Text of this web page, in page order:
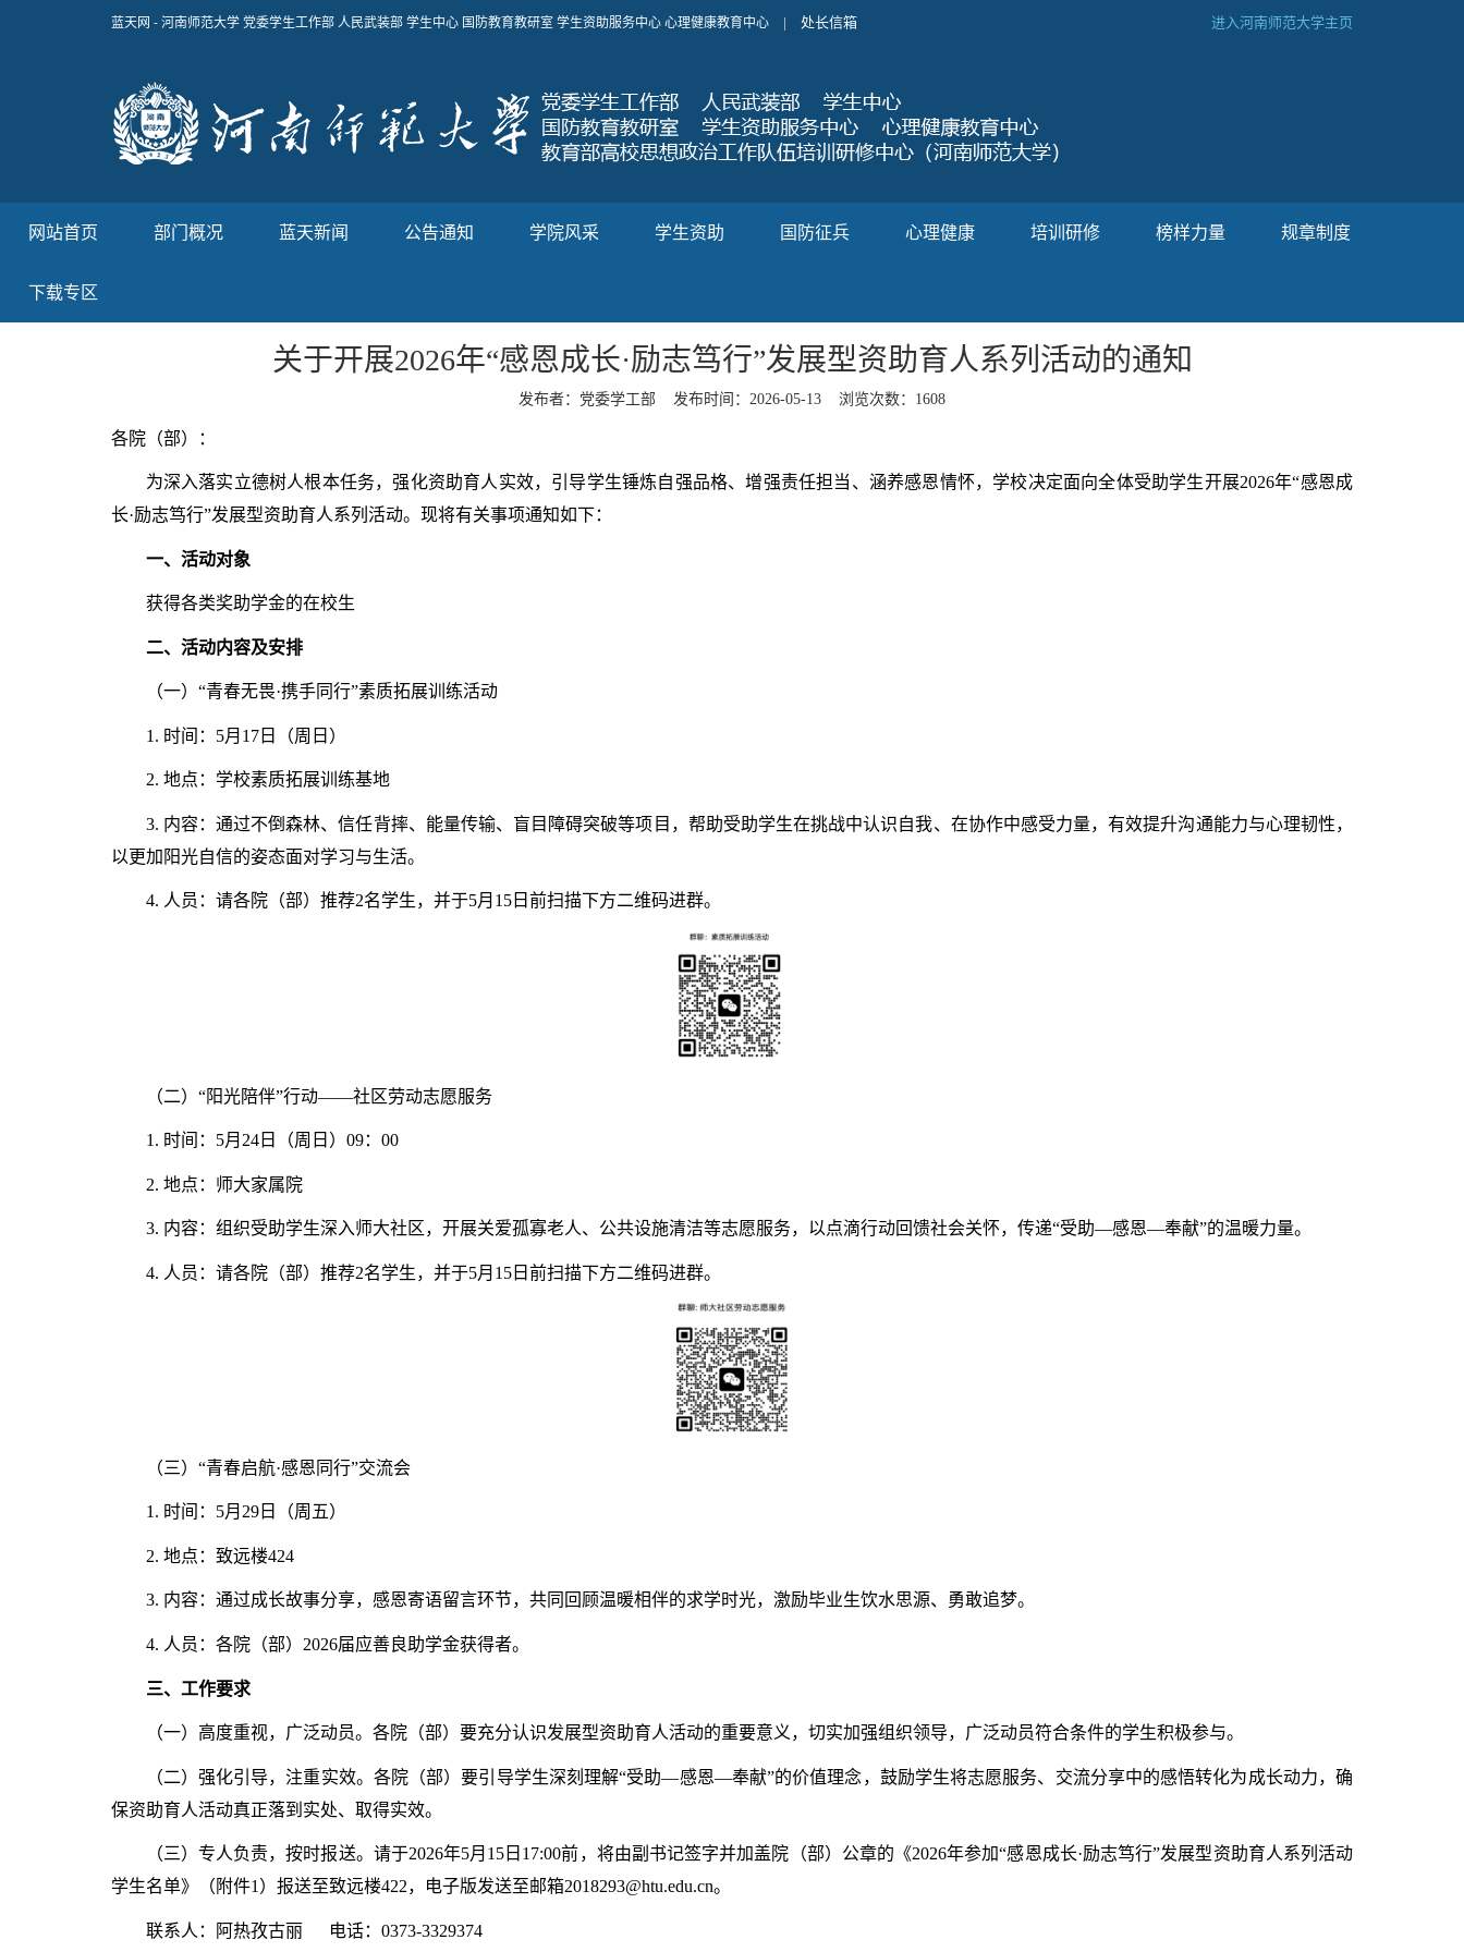
蓝天网 - 河南师范大学 党委学生工作部 人民武装部 学生中心 国防教育教研室 学生资助服务中心 心理健康教育中心 | 处长信箱 进入河南师范大学主页
网站首页 部门概况 蓝天新闻 公告通知 学院风采 学生资助 国防征兵 心理健康 培训研修 榜样力量 规章制度
下载专区
关于开展2026年“感恩成长·励志笃行”发展型资助育人系列活动的通知
发布者：党委学工部 发布时间：2026-05-13 浏览次数： 1608
各院（部）：
为深入落实立德树人根本任务，强化资助育人实效，引导学生锤炼自强品格、增强责任担当、涵养感恩情怀，学校决定面向全体受助学生开展2026年“感恩成
长·励志笃行”发展型资助育人系列活动。现将有关事项通知如下：
一、活动对象
获得各类奖助学金的在校生
二、活动内容及安排
（一）“青春无畏·携手同行”素质拓展训练活动
1. 时间： 5月 17日（周日）
2. 地点：学校素质拓展训练基地
3. 内容：通过不倒森林、信任背摔、能量传输、盲目障碍突破等项目，帮助受助学生在挑战中认识自我、在协作中感受力量，有效提升沟通能力与心理韧性，
以更加阳光自信的姿态面对学习与生活。
4. 人员：请各院（部）推荐2名学生，并于5月 15日前扫描下方二维码进群。
（二） “阳光陪伴”行动——社区劳动志愿服务
1. 时间： 5月 24日（周日） 09： 00
2. 地点：师大家属院
3. 内容：组织受助学生深入师大社区，开展关爱孤寡老人、公共设施清洁等志愿服务，以点滴行动回馈社会关怀，传递“受助—感恩—奉献”的温暖力量。
4. 人员：请各院（部）推荐2名学生，并于5月 15日前扫描下方二维码进群。
（三） “青春启航·感恩同行”交流会
1. 时间： 5月 29日（周五）
2. 地点：致远楼424
3. 内容：通过成长故事分享，感恩寄语留言环节，共同回顾温暖相伴的求学时光，激励毕业生饮水思源、勇敢追梦。
4. 人员：各院（部） 2026届应善良助学金获得者。
三、工作要求
（一）高度重视，广泛动员。各院（部）要充分认识发展型资助育人活动的重要意义，切实加强组织领导，广泛动员符合条件的学生积极参与。
（二）强化引导，注重实效。各院（部）要引导学生深刻理解“受助—感恩—奉献”的价值理念，鼓励学生将志愿服务、交流分享中的感悟转化为成长动力，确
保资助育人活动真正落到实处、取得实效。
（三） 专人负责，按时报送。请于2026年5月 15 日 17:00前，将由副书记签字并加盖院（部）公章的《2026年参加“感恩成长·励志笃行”发展型资助育人系列活动
学生名单》（附件1 ）报送至致远楼422，电子版发送至邮箱2018293@htu.edu.cn。
联系人：阿热孜古丽 电话： 0373-3329374